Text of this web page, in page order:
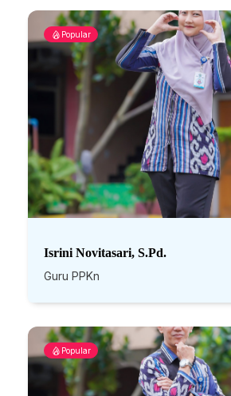
Popular
Isrini Novitasari, S.Pd.
Guru PPKn
Popular